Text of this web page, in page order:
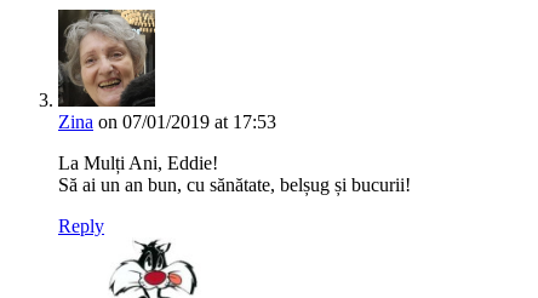
Zina on 07/01/2019 at 17:53
La Mulți Ani, Eddie!
Să ai un an bun, cu sănătate, belșug și bucurii!
Reply